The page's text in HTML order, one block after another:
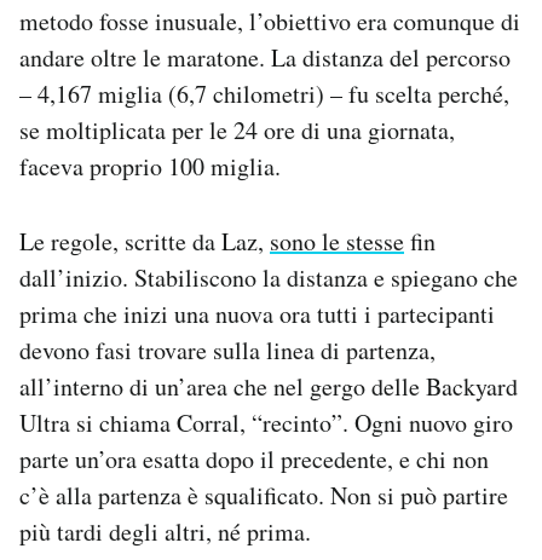
metodo fosse inusuale, l’obiettivo era comunque di
andare oltre le maratone. La distanza del percorso
– 4,167 miglia (6,7 chilometri) – fu scelta perché,
se moltiplicata per le 24 ore di una giornata,
faceva proprio 100 miglia.
Le regole, scritte da Laz, sono le stessefin
dall’inizio. Stabiliscono la distanza e spiegano che
prima che inizi una nuova ora tutti i partecipanti
devono fasi trovare sulla linea di partenza,
all’interno di un’area che nel gergo delle Backyard
Ultra si chiama Corral, “recinto”. Ogni nuovo giro
parte un’ora esatta dopo il precedente, e chi non
c’è alla partenza è squalificato. Non si può partire
più tardi degli altri, né prima.